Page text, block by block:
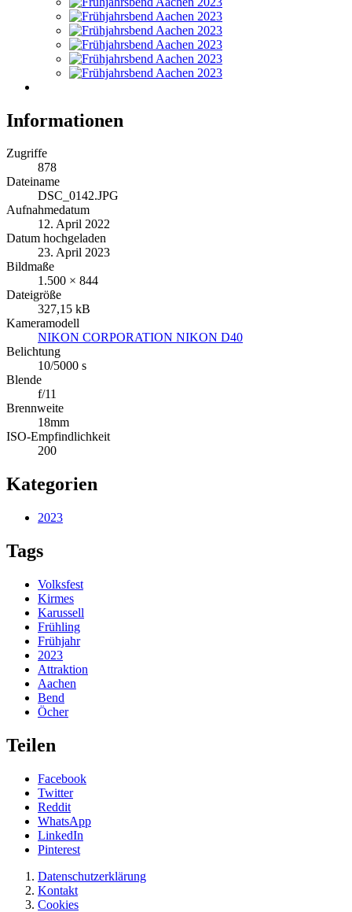
Informationen
Zugriffe
878
Dateiname
DSC_0142.JPG
Aufnahmedatum
12. April 2022
Datum hochgeladen
23. April 2023
Bildmaße
1.500 × 844
Dateigröße
327,15 kB
Kameramodell
NIKON CORPORATION NIKON D40
Belichtung
10/5000 s
Blende
f/11
Brennweite
18mm
ISO-Empfindlichkeit
200
Kategorien
2023
Tags
Volksfest
Kirmes
Karussell
Frühling
Frühjahr
2023
Attraktion
Aachen
Bend
Öcher
Teilen
Facebook
Twitter
Reddit
WhatsApp
LinkedIn
Pinterest
Datenschutzerklärung
Kontakt
Cookies